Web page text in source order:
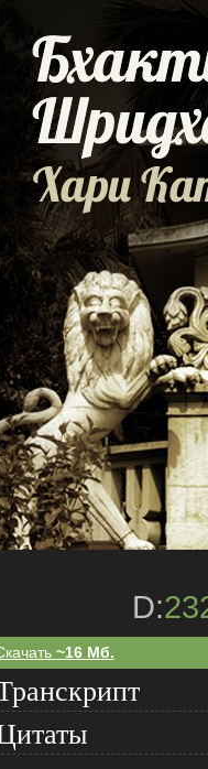
D:
~16 Мб.